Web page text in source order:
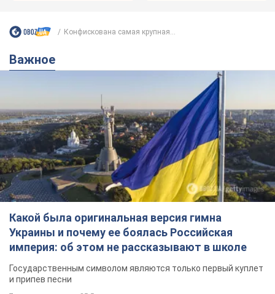
Конфискована самая крупная...
Важное
Какой была оригинальная версия гимна
Украины и почему ее боялась Российская
империя: об этом не рассказывают в школе
Государственным символом являются только первый куплет
и припев песни